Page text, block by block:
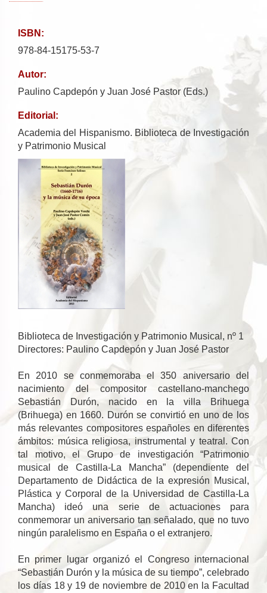
ISBN:
978-84-15175-53-7
Autor:
Paulino Capdepón y Juan José Pastor (Eds.)
Editorial:
Academia del Hispanismo. Biblioteca de Investigación
y Patrimonio Musical
Biblioteca de Investigación y Patrimonio Musical, nº 1
Directores: Paulino Capdepón y Juan José Pastor
En 2010 se conmemoraba el 350 aniversario del
nacimiento del compositor castellano-manchego
Sebastián Durón, nacido en la villa Brihuega
(Brihuega) en 1660. Durón se convirtió en uno de los
más relevantes compositores españoles en diferentes
ámbitos: música religiosa, instrumental y teatral. Con
tal motivo, el Grupo de investigación “Patrimonio
musical de Castilla-La Mancha” (dependiente del
Departamento de Didáctica de la expresión Musical,
Plástica y Corporal de la Universidad de Castilla-La
Mancha) ideó una serie de actuaciones para
conmemorar un aniversario tan señalado, que no tuvo
ningún paralelismo en España o el extranjero.
En primer lugar organizó el Congreso internacional
“Sebastián Durón y la música de su tiempo”, celebrado
los días 18 y 19 de noviembre de 2010 en la Facultad